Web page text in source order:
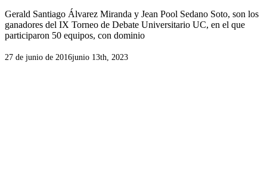
Gerald Santiago Álvarez Miranda y Jean Pool Sedano Soto, son los
ganadores del IX Torneo de Debate Universitario UC, en el que
participaron 50 equipos, con dominio
27 de junio de 2016junio 13th, 2023